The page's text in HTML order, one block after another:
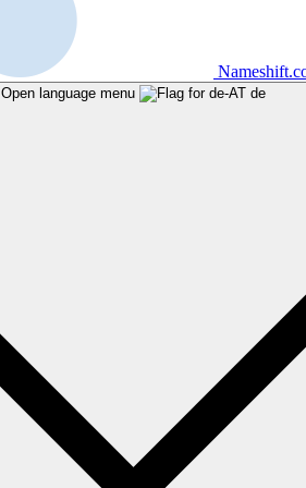
Open language menu de